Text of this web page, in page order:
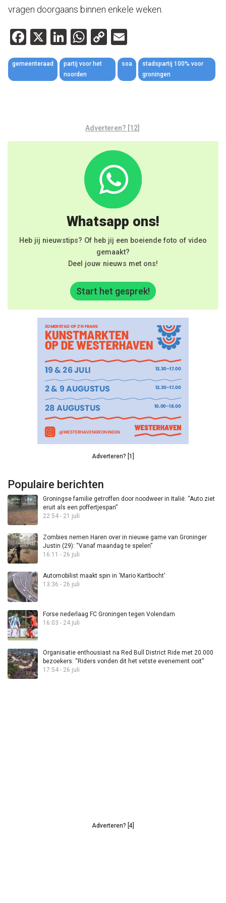
vragen doorgaans binnen enkele weken.
Facebook
X LinkedIn
WhatsApp
Copy
Link
gemeenteraad
partij voor het
noorden
soa
stadspartij 100% voor
groningen
Adverteren? [12]
Whatsapp ons!
Heb jij nieuwstips? Of heb jij een boeiende foto of video
gemaakt?
Deel jouw nieuws met ons!
Start het gesprek!
Adverteren? [1]
Populaire berichten
Groningse familie getroffen door noodweer in Italië: “Auto ziet
eruit als een poffertjespan”
22:54 - 21 juli
Zombies nemen Haren over in nieuwe game van Groninger
Justin (29): “Vanaf maandag te spelen”
16:11 - 26 juli
Automobilist maakt spin in ‘Mario Kartbocht’
13:36 - 26 juli
Forse nederlaag FC Groningen tegen Volendam
16:03 - 24 juli
Organisatie enthousiast na Red Bull District Ride met 20.000
bezoekers: “Riders vonden dit het vetste evenement ooit”
17:54 - 26 juli
Adverteren? [4]